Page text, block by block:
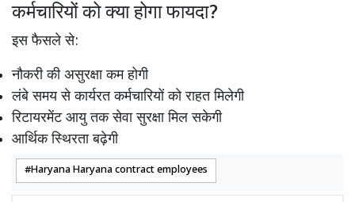
कर्मचारियों को क्या होगा फायदा?
इस फैसले से:
नौकरी की असुरक्षा कम होगी
लंबे समय से कार्यरत कर्मचारियों को राहत मिलेगी
रिटायरमेंट आयु तक सेवा सुरक्षा मिल सकेगी
आर्थिक स्थिरता बढ़ेगी
Haryana Haryana contract employees